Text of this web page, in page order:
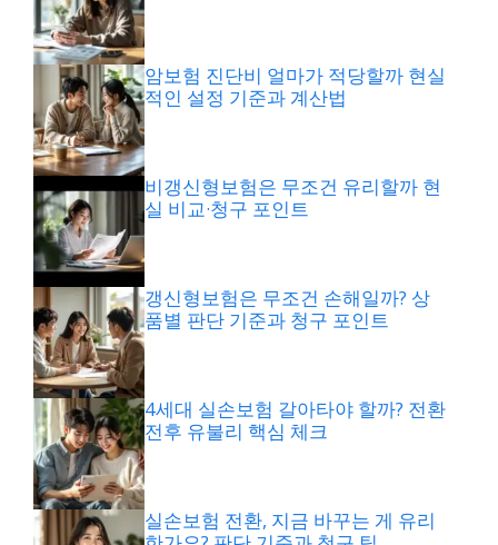
암보험 진단비 얼마가 적당할까 현실
적인 설정 기준과 계산법
비갱신형보험은 무조건 유리할까 현
실 비교·청구 포인트
갱신형보험은 무조건 손해일까? 상
품별 판단 기준과 청구 포인트
4세대 실손보험 갈아타야 할까? 전환
전후 유불리 핵심 체크
실손보험 전환, 지금 바꾸는 게 유리